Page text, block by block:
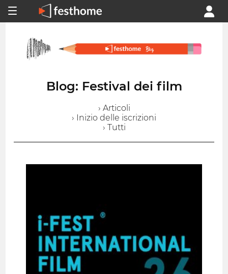
Blog: Festival dei film
› Articoli
› Inizio delle iscrizioni
› Tutti